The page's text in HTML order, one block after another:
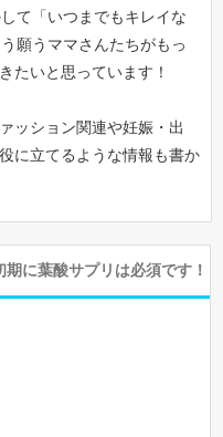
て「いつまでもキレイな
願うママさんたちがもっ
たいと思っています！
ッション関連や妊娠・出
に立てるような情報も書か
期に葉酸サプリは必須です！